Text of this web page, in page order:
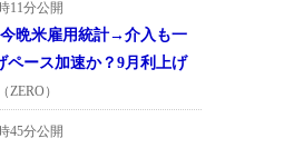
11分公開
今晩米雇用統計→介入も一
ペース加速か？9月利上げ
（ZERO）
45分公開